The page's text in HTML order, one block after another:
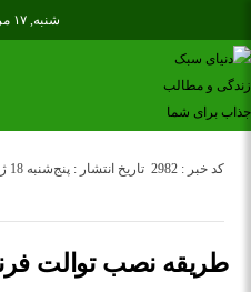
شنبه, ۱۷ مرداد , ۱۴۰۵
تاریخ انتشار : پنج‌شنبه 18 ژانویه 2024 - 13:56
کد خبر : 2982
طریقه نصب توالت